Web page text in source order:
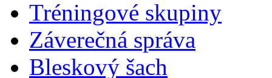
Tréningové skupiny
Záverečná správa
Bleskový šach